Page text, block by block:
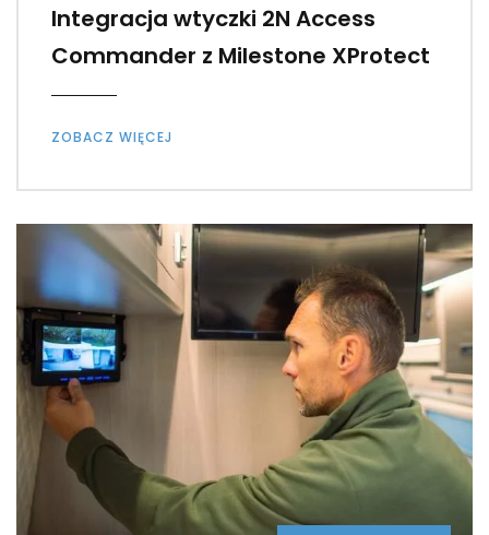
Integracja wtyczki 2N Access
Commander z Milestone XProtect
ZOBACZ WIĘCEJ